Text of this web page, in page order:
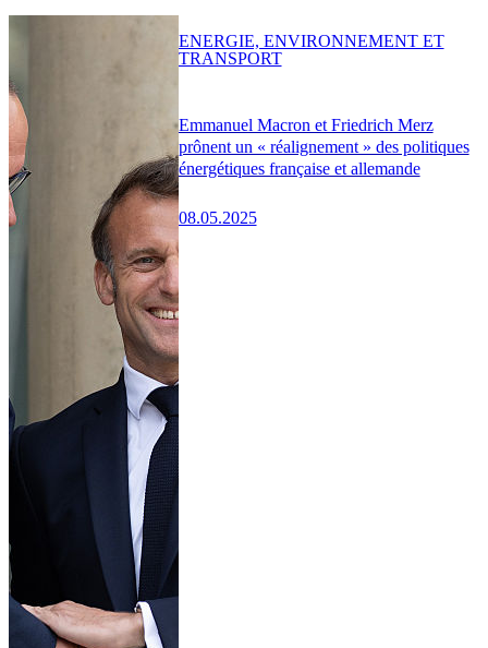
Emmanuel Macron et Friedrich Merz
prônent un « réalignement » des politiques
énergétiques française et allemande
08.05.2025
ENERGIE, ENVIRONNEMENT ET
TRANSPORT